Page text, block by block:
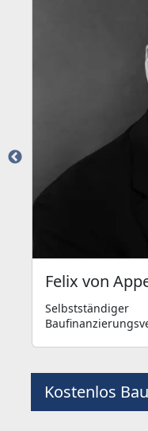
Felix von
Selbstständiger
Kostenlos